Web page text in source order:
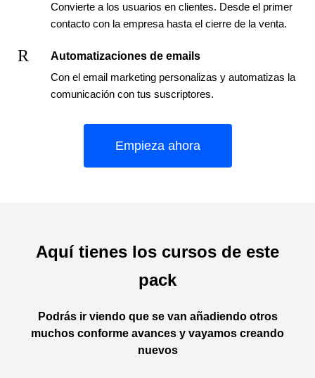
Convierte a los usuarios en clientes. Desde el primer
contacto con la empresa hasta el cierre de la venta.
R
Automatizaciones de emails
Con el email marketing personalizas y automatizas la
comunicación con tus suscriptores.
Empieza ahora
Aquí tienes los cursos de este
pack
Podrás ir viendo que se van añadiendo otros
muchos conforme avances y vayamos creando
nuevos